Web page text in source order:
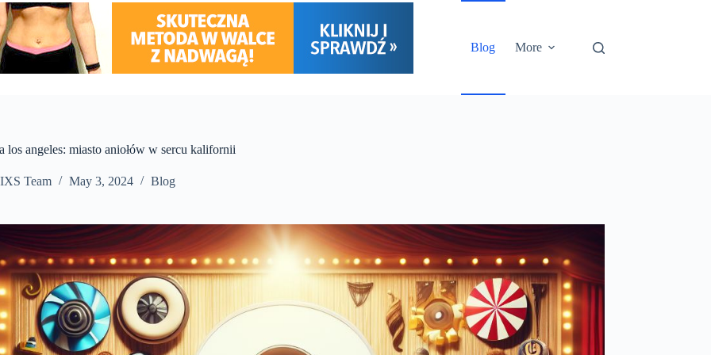
Blog
More
los angeles: miasto aniołów w sercu kalifornii
IXS Team May 3, 2024 Blog